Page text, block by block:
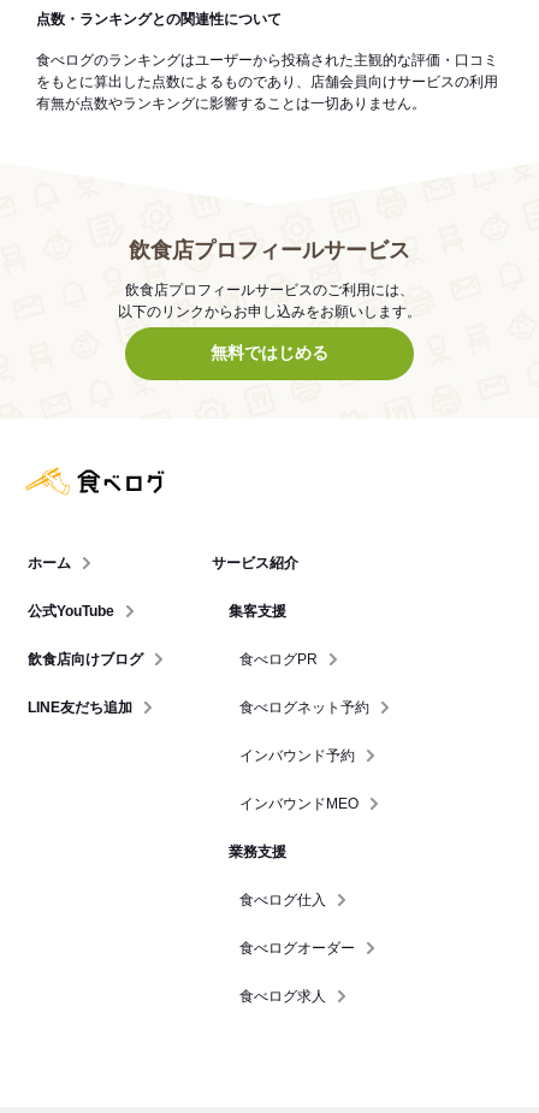
点数・ランキングとの関連性について
食べログのランキングはユーザーから投稿された主観的な評価・口コミ
をもとに算出した点数によるものであり、店舗会員向けサービスの利用
有無が点数やランキングに影響することは一切ありません。
飲食店プロフィールサービス
飲食店プロフィールサービスのご利用には、
以下のリンクからお申し込みをお願いします。
無料ではじめる
ホーム
公式YouTube
飲食店向けブログ
LINE友だち追加
サービス紹介
集客支援
食べログPR
食べログネット予約
インバウンド予約
インバウンドMEO
業務支援
食べログ仕入
食べログオーダー
食べログ求人